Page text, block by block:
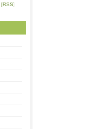
[RSS]